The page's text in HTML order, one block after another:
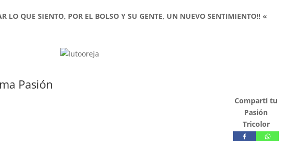
LO QUE SIENTO, POR EL BOLSO Y SU GENTE, UN NUEVO SENTIMIENTO!! «
Pasión
Compartí tu
Pasión
Tricolor